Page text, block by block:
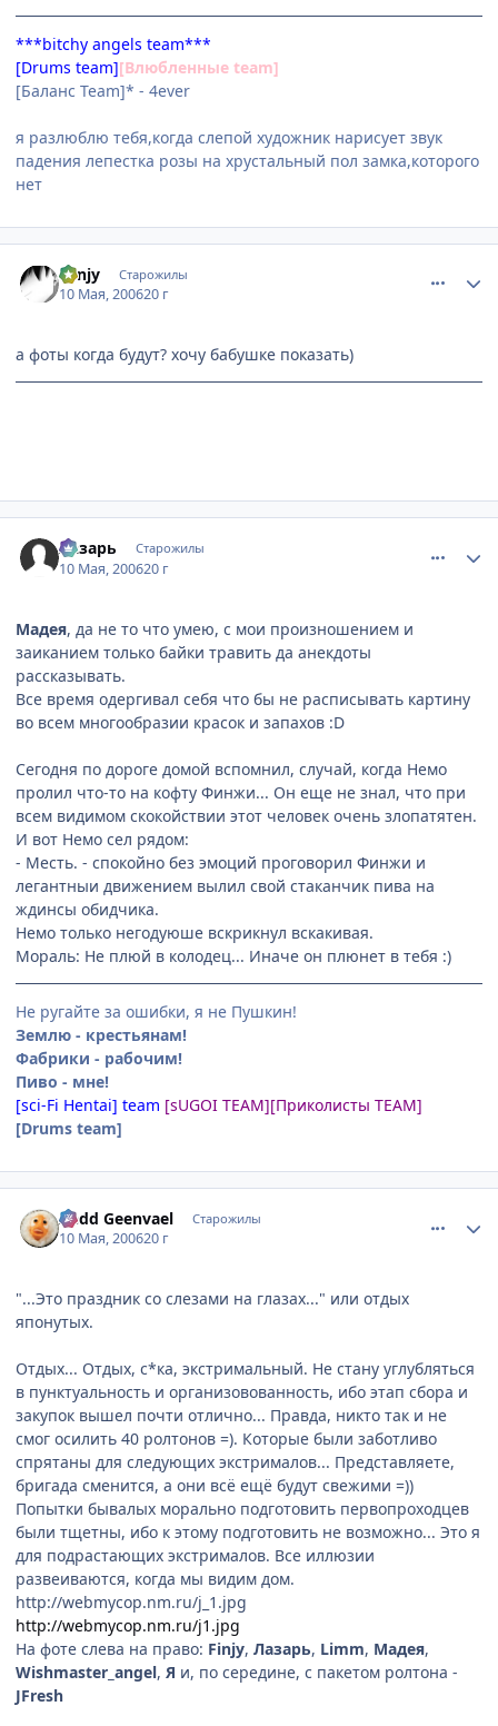
***bitchy angels team***
[Drums team][Влюбленные team]
[Баланс Team]* - 4ever
я разлюблю тебя,когда слепой художник нарисует звук
падения лепестка розы на хрустальный пол замка,которого
нет
Fynjy Старожилы
10 Мая, 200620 г
а фоты когда будут? хочу бабушке показать)
Лазарь Старожилы
10 Мая, 200620 г
Мадея, да не то что умею, с мои произношением и
заиканием только байки травить да анекдоты
рассказывать.
Все время одергивал себя что бы не расписывать картину
во всем многообразии красок и запахов :D
Сегодня по дороге домой вспомнил, случай, когда Немо
пролил что-то на кофту Финжи... Он еще не знал, что при
всем видимом скокойствии этот человек очень злопатятен.
И вот Немо сел рядом:
- Месть. - спокойно без эмоций проговорил Финжи и
легантныи движением вылил свой стаканчик пива на
ждинсы обидчика.
Немо только негодуюше вскрикнул вскакивая.
Мораль: Не плюй в колодец... Иначе он плюнет в тебя :)
Не ругайте за ошибки, я не Пушкин!
Землю - крестьянам!
Фабрики - рабочим!
Пиво - мне!
[sci-Fi Hentai] team [sUGOI TEAM][Приколисты TEAM]
[Drums team]
Aedd Geenvael Старожилы
10 Мая, 200620 г
"...Это праздник со слезами на глазах..." или отдых
японутых.
Отдых... Отдых, с*ка, экстримальный. Не стану углубляться
в пунктуальность и организовованность, ибо этап сбора и
закупок вышел почти отлично... Правда, никто так и не
смог осилить 40 ролтонов =). Которые были заботливо
спрятаны для следующих экстрималов... Представляете,
бригада сменится, а они всё ещё будут свежими =))
Попытки бывалых морально подготовить первопроходцев
были тщетны, ибо к этому подготовить не возможно... Это я
для подрастающих экстрималов. Все иллюзии
развеиваются, когда мы видим дом.
http://webmycop.nm.ru/j_1.jpg
http://webmycop.nm.ru/j1.jpg
На фоте слева на право: Finjy, Лазарь, Limm, Мадея,
Wishmaster_angel, Я и, по середине, с пакетом ролтона -
JFresh